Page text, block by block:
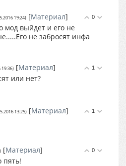
0
19:24) [Материал]
мод выйдет и его не
не забросят инфа
1
19:36) [Материал]
или нет?
1
13:25) [Материал]
0
[Материал]
пять!